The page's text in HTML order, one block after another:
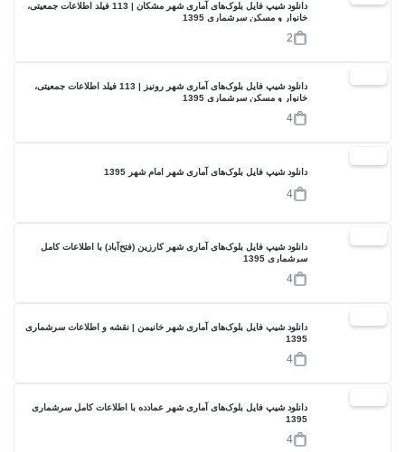
دانلود شیپ فایل بلوک‌های آماری شهر مشکان | 113 فیلد اطلاعات جمعیتی،
خانوار و مسکن سرشماری 1395
2
دانلود شیپ فایل بلوک‌های آماری شهر رونیز | 113 فیلد اطلاعات جمعیتی،
خانوار و مسکن سرشماری 1395
4
دانلود شیپ فایل بلوک‌های آماری شهر امام شهر 1395
4
دانلود شیپ فایل بلوک‌های آماری شهر کارزین (فتح‌آباد) با اطلاعات کامل
سرشماری 1395
4
دانلود شیپ فایل بلوک‌های آماری شهر خانیمن | نقشه و اطلاعات سرشماری
1395
4
دانلود شیپ فایل بلوک‌های آماری شهر عمادده با اطلاعات کامل سرشماری
1395
4